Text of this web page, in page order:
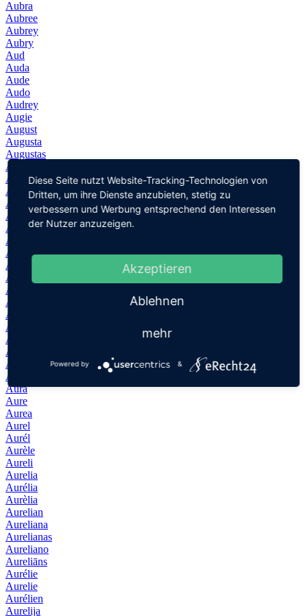
Aubra
Aubree
Aubrey
Aubry
Aud
Auda
Aude
Audo
Audrey
Augie
August
Augusta
Augustas
Auguste
Augustin
Augustín
Augustina
Augustinas
Augustine
Augustinus
Augusto
Augusts
Augustus
Augustyn
Augustyna
Augusztusz
Aukusti
Auli
Aulikki
Aulis
Aune
Aura
Aure
Aurea
Aurel
Aurél
Aurèle
Aureli
Aurelia
Aurélia
Aurèlia
Aurelian
Aureliana
Aurelianas
Aureliano
Aureliāns
Aurélie
Aurelie
Aurélien
Aurelija
Diese Seite nutzt Website-Tracking-Technologien von
Dritten, um ihre Dienste anzubieten, stetig zu
verbessern und Werbung entsprechend den Interessen
der Nutzer anzuzeigen.
Akzeptieren
Ablehnen
mehr
Powered by &